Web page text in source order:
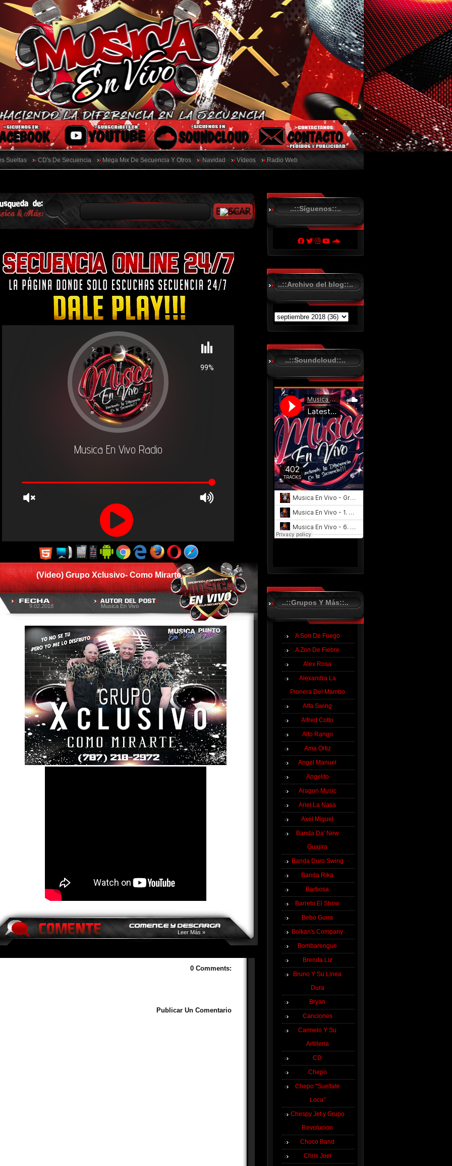
Sueltas CD's De Secuencia Mega Mix De Secuencia Y Otros Navidad Vídeos Radio Web
(Video) Grupo Xclusivo- Como Mirarte
9.02.2018 Musica En Vivo
Leer Más »
0 Comments:
Publicar Un Comentario
..::Síguenos::..
..::Archivo del blog::..
..::Soundcloud::..
..::Grupos Y Más::..
A Son De Fuego
A Zon De Fiebre
Alex Rosa
Alexandra La
Pionera Del Mambo
Alfa Swing
Alfred Cotto
Alto Rango
Ama Ortiz
Angel Manuel
Angelito
Aragon Music
Ariel La Nasa
Axel Miguel
Banda Da' New
Guajira
Banda Duro Swing
Banda Rika
Barbosa
Barreto El Show
Bebo Guira
Bolkan's Company
Bombarengue
Brenda Liz
Bruno Y Su Linea
Dura
Bryan
Canciones
Carmelo Y Su
Artilleria
CD
Chepo
Chepo "Sueltate
Loca"
Chespy Jet y Grupo
Revolucion
Choco Band
Chris Joel